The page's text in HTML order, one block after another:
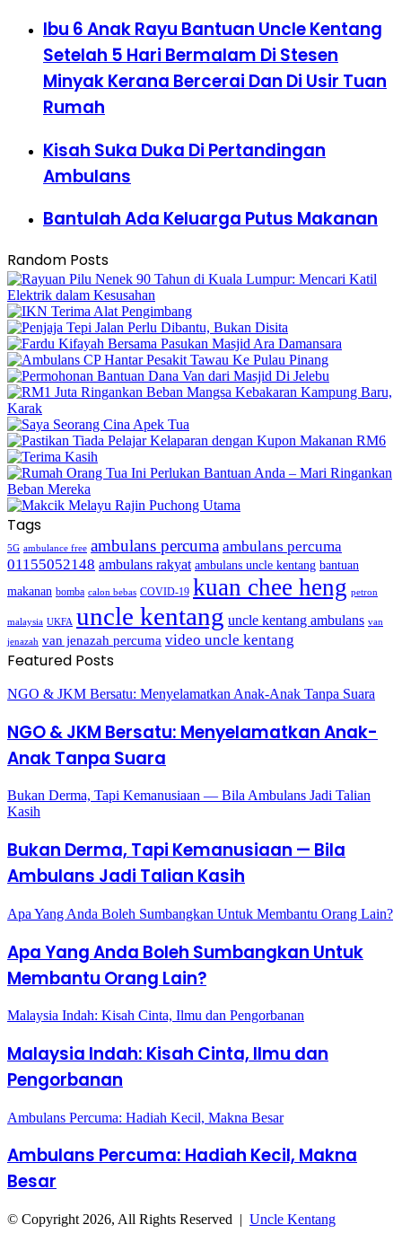
Ibu 6 Anak Rayu Bantuan Uncle Kentang
Setelah 5 Hari Bermalam Di Stesen
Minyak Kerana Bercerai Dan Di Usir Tuan
Rumah
Kisah Suka Duka Di Pertandingan
Ambulans
Bantulah Ada Keluarga Putus Makanan
Random Posts
Tags
5G ambulance free ambulans percuma ambulans percuma
01155052148 ambulans rakyat ambulans uncle kentang bantuan
makanan bomba calon bebas COVID-19 kuan chee heng petron
malaysia UKFA uncle kentang uncle kentang ambulans van
jenazah van jenazah percuma video uncle kentang
Featured Posts
NGO & JKM Bersatu: Menyelamatkan Anak-Anak Tanpa Suara
NGO & JKM Bersatu: Menyelamatkan Anak-
Anak Tanpa Suara
Bukan Derma, Tapi Kemanusiaan — Bila Ambulans Jadi Talian
Kasih
Bukan Derma, Tapi Kemanusiaan — Bila
Ambulans Jadi Talian Kasih
Apa Yang Anda Boleh Sumbangkan Untuk Membantu Orang Lain?
Apa Yang Anda Boleh Sumbangkan Untuk
Membantu Orang Lain?
Malaysia Indah: Kisah Cinta, Ilmu dan Pengorbanan
Malaysia Indah: Kisah Cinta, Ilmu dan
Pengorbanan
Ambulans Percuma: Hadiah Kecil, Makna Besar
Ambulans Percuma: Hadiah Kecil, Makna
Besar
© Copyright 2026, All Rights Reserved | Uncle Kentang